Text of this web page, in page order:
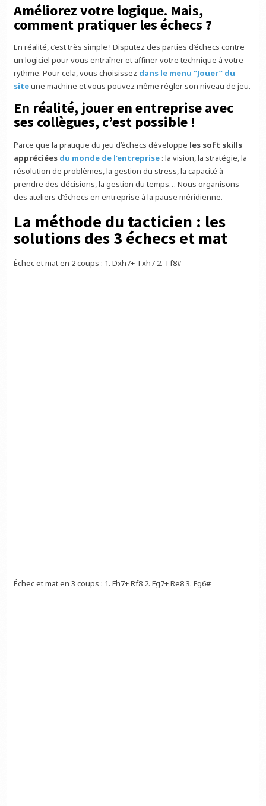
Améliorez votre logique. Mais,
comment pratiquer les échecs ?
En réalité, c’est très simple ! Disputez des parties d’échecs contre
un logiciel pour vous entraîner et affiner votre technique à votre
rythme. Pour cela, vous choisissez dans le menu “Jouer” du
siteune machine et vous pouvez même régler son niveau de jeu.
En réalité, jouer en entreprise avec
ses collègues, c’est possible !
Parce que la pratique du jeu d’échecs développe les soft skills
appréciées du monde de l’entreprise : la vision, la stratégie, la
résolution de problèmes, la gestion du stress, la capacité à
prendre des décisions, la gestion du temps… Nous organisons
des ateliers d’échecs en entreprise à la pause méridienne.
La méthode du tacticien : les
solutions des 3 échecs et mat
Échec et mat en 2 coups : 1. Dxh7+ Txh7 2. Tf8#
Échec et mat en 3 coups : 1. Fh7+ Rf8 2. Fg7+ Re8 3. Fg6#